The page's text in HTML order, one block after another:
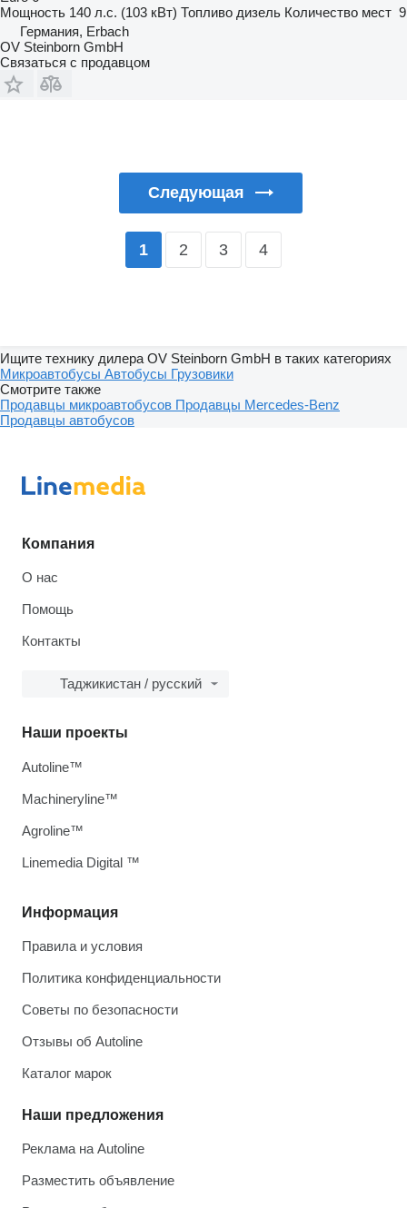
Мощность 140 л.с. (103 кВт) Топливо дизель Количество мест 9
Германия, Erbach
OV Steinborn GmbH
Связаться с продавцом
Следующая
1 2 3 4
Ищите технику дилера OV Steinborn GmbH в таких категориях
Микроавтобусы Автобусы Грузовики
Смотрите также
Продавцы микроавтобусов Продавцы Mercedes-Benz
Продавцы автобусов
Компания
О нас
Помощь
Контакты
Таджикистан / русский
Информация
Правила и условия
Политика конфиденциальности
Советы по безопасности
Отзывы об Autoline
Каталог марок
Наши предложения
Реклама на Autoline
Разместить объявление
Наши проекты
Autoline™
Machineryline™
Agroline™
Linemedia Digital ™